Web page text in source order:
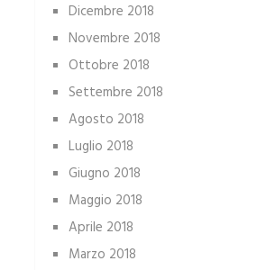
Dicembre 2018
Novembre 2018
Ottobre 2018
Settembre 2018
Agosto 2018
Luglio 2018
Giugno 2018
Maggio 2018
Aprile 2018
Marzo 2018